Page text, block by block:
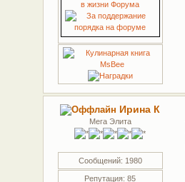
Ирина К
Мега Элита
Сообщений: 1980
Репутация: 85